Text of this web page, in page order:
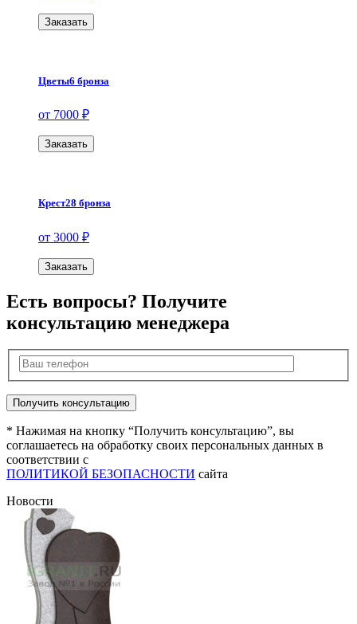
Заказать
Цветы6 бронза
от 7000 ₽
Заказать
Крест28 бронза
от 3000 ₽
Заказать
Есть вопросы? Получите
консультацию менеджера
* Нажимая на кнопку “Получить консультацию”, вы
соглашаетесь на обработку своих персональных данных в
соответствии с
ПОЛИТИКОЙ БЕЗОПАСНОСТИ сайта
Новости